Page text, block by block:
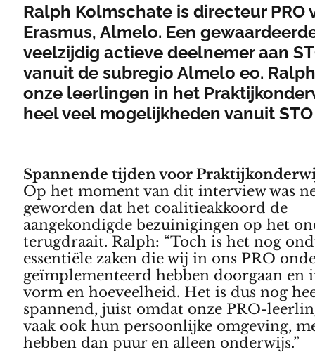
Ralph Kolmschate is directeur PRO
Erasmus, Almelo. Een
veelzijdig actieve deelnemer aan
vanuit de subregio Almelo eo.
onze leerlingen in het
heel veel mogelijkheden vanuit STO
Spannende tijden voor
Op het moment van dit interview was
geworden dat het coalitieakkoord de
aangekondigde bezuinigingen op het
terugdraait. Ralph: “Toch is het nog
essentiële zaken die wij in ons PRO
geïmplementeerd hebben doorgaan en
vorm en hoeveelheid. Het is dus nog
spannend, juist omdat onze PRO-
vaak ook hun persoonlijke omgeving,
hebben dan puur en alleen onderwijs.”